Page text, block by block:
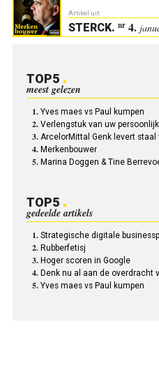
Artikel uit:
STERCK. nr4.
TOP5
meest gelezen
Yves maes vs Paul kumpen
Verlengstuk van uw
ArcelorMittal Genk levert staal
Merkenbouwer
Marina Doggen & Tine
TOP5
gedeelde artikels
Strategische digitale
Rubberfetisj
Hoger scoren in Google
Denk nu al aan de overdracht
Yves maes vs Paul kumpen